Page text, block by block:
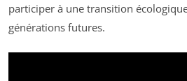
participer à une transition
générations futures.